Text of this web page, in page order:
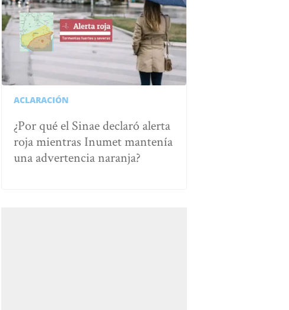
ACLARACIÓN
¿Por qué el Sinae declaró alerta
roja mientras Inumet mantenía
una advertencia naranja?